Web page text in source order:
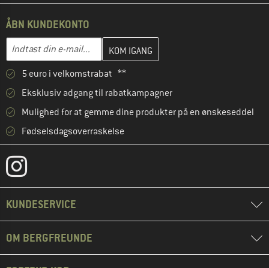
ÅBN KUNDEKONTO
E-mail-adresse
Indtast din e-mailadresse her, og opret i næste trin din
5 euro i velkomstrabat **
Eksklusiv adgang til rabatkampagner
Mulighed for at gemme dine produkter på en ønskeseddel
Fødselsdagsoverraskelse
KUNDESERVICE
OM BERGFREUNDE